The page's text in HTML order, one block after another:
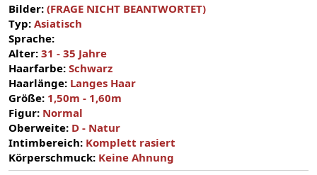
Bilder: (FRAGE NICHT BEANTWORTET)
Typ: Asiatisch
Sprache:
Alter: 31 - 35 Jahre
Haarfarbe: Schwarz
Haarlänge: Langes Haar
Größe: 1,50m - 1,60m
Figur: Normal
Oberweite: D - Natur
Intimbereich: Komplett rasiert
Körperschmuck: Keine Ahnung